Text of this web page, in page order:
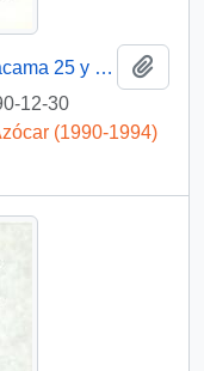
Visita Presidencial II Región de Atacama 25 y 26 de junio de 1991.
12-30
(1990-1994)